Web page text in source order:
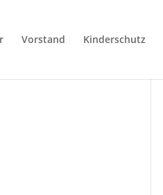
Vorstand Kinderschutz